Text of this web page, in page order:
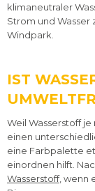
klimaneutraler
Strom und Wasser
Windpark.
IST
Weil Wasserstoff
einen
eine Farbpalette
einordnen hilft.
Wasserstoff, wenn